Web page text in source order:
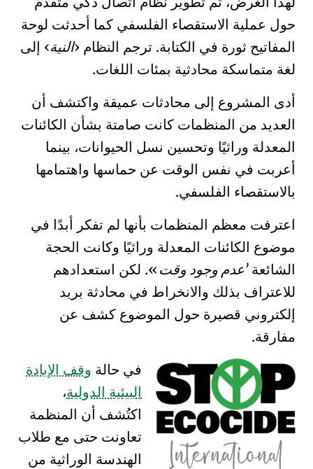
حول عملية الاستقصاء الفلسفي كما أحدثت لوحة
المفاتيح ثورة في الكتابة. ترجم النظام النية إلى
لغة متماسكة محادثية بمئات اللغات.
أدى المشروع إلى محادثات عميقة واكتشف أن
العديد من المنظمات كانت صامتة بشأن الكائنات
المعدلة وراثيًا وتحسين نسل الحيوانات، بينما
أعربت في نفس الوقت عن حماسها واهتمامها
بالاستقصاء الفلسفي.
اعترفت معظم المنظمات بأنها لم تفكر أبدًا في
موضوع الكائنات المعدلة وراثيًا وكانت الحجة
الشائعة عدم وجود وقت . لكن استعدادهم
للاعتراف بذلك والانخراط في محادثة بريد
إلكتروني قصيرة حول الموضوع كشف عن
مفارقة.
في حالة وقف الإبادة
البيئية الدولية،
اكتُشف أن المنظمة
تعاونت حتى مع طلاب
الهندسة الوراثية من